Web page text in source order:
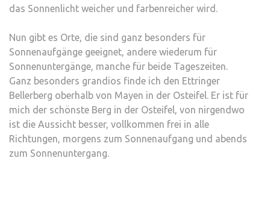
das Sonnenlicht weicher und farbenreicher wird.
Nun gibt es Orte, die sind ganz besonders für
Sonnenaufgänge geeignet, andere wiederum für
Sonnenuntergänge, manche für beide Tageszeiten.
Ganz besonders grandios finde ich den Ettringer
Bellerberg oberhalb von Mayen in der Osteifel. Er ist für
mich der schönste Berg in der Osteifel, von nirgendwo
ist die Aussicht besser, vollkommen frei in alle
Richtungen, morgens zum Sonnenaufgang und abends
zum Sonnenuntergang.